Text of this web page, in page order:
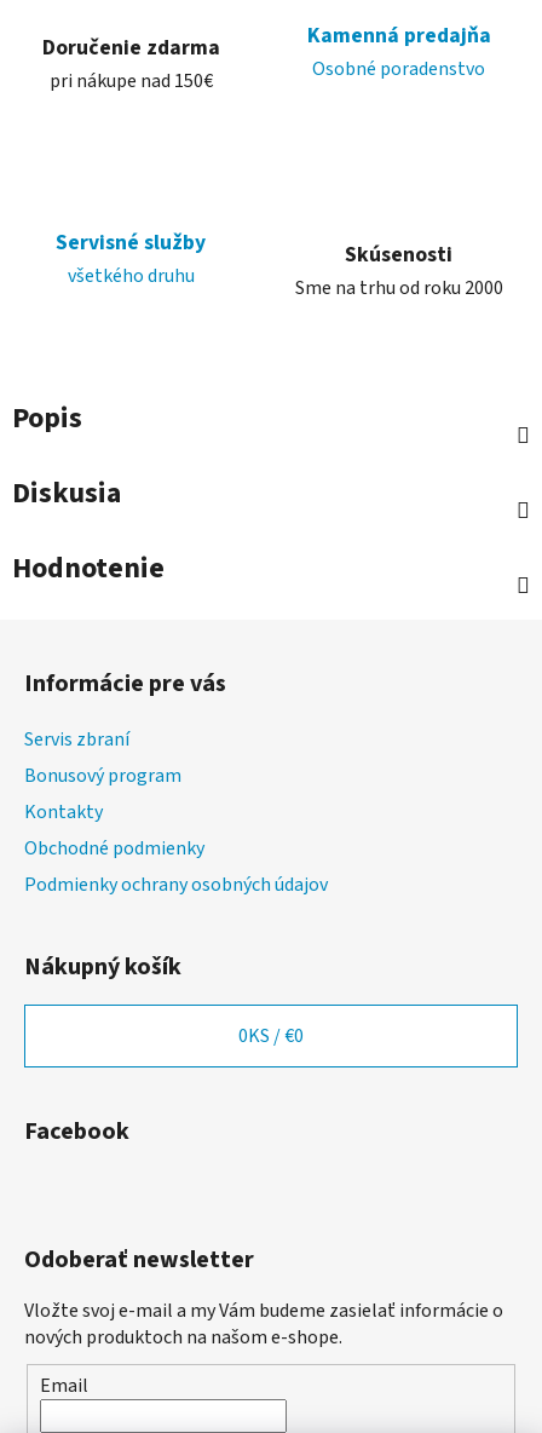
Doručenie zdarma
pri nákupe nad 150€
Kamenná predajňa
Osobné poradenstvo
Servisné služby
všetkého druhu
Skúsenosti
Sme na trhu od roku 2000
Popis
Diskusia
Hodnotenie
Informácie pre vás
Servis zbraní
Bonusový program
Kontakty
Obchodné podmienky
Podmienky ochrany osobných údajov
Nákupný košík
0KS /€0
Facebook
Odoberať newsletter
Vložte svoj e-mail a my Vám budeme zasielať informácie o
nových produktoch na našom e-shope.
Email